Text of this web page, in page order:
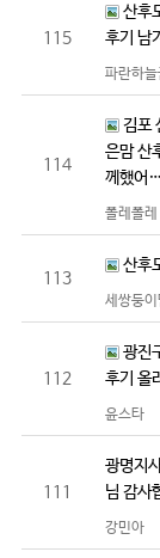
115
산후
후기 남
파란하늘
114
김포
은맘 산
께했어…
폴레폴레
113
산후
세쌍둥
112
광진
후기 올
윤스타
111
광명지
님 감
강민아